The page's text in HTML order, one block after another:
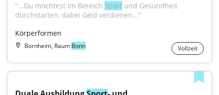
"...Du möchtest im Bereich Sport und Gesundheit
durchstarten, dabei Geld verdienen..."
Körperformen
Bornheim, Raum Bonn Vollzeit